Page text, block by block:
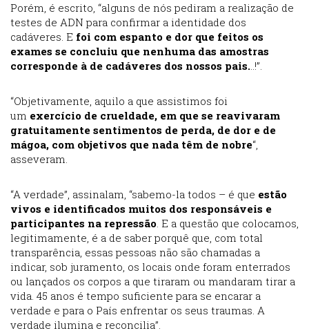
Porém, é escrito, “alguns de nós pediram a realização de
testes de ADN para confirmar a identidade dos
cadáveres. E foi com espanto e dor que feitos os
exames se concluiu que nenhuma das amostras
corresponde à de cadáveres dos nossos pais...!”.
“Objetivamente, aquilo a que assistimos foi
um exercício de crueldade, em que se reavivaram
gratuitamente sentimentos de perda, de dor e de
mágoa, com objetivos que nada têm de nobre“,
asseveram.
“A verdade”, assinalam, “sabemo-la todos – é que estão
vivos e identificados muitos dos responsáveis e
participantes na repressão. E a questão que colocamos,
legitimamente, é a de saber porquê que, com total
transparência, essas pessoas não são chamadas a
indicar, sob juramento, os locais onde foram enterrados
ou lançados os corpos a que tiraram ou mandaram tirar a
vida. 45 anos é tempo suficiente para se encarar a
verdade e para o País enfrentar os seus traumas. A
verdade ilumina e reconcilia”.